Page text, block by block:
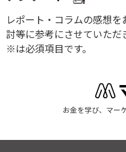
レポート・コラムの感想
討等に参考にさせていただ
※は必須項目です。
お金を学び、マー